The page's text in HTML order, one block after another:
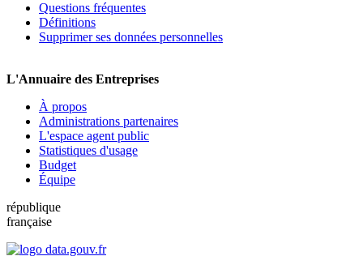
Questions fréquentes
Définitions
Supprimer ses données personnelles
L'Annuaire des Entreprises
À propos
Administrations partenaires
L'espace agent public
Statistiques d'usage
Budget
Équipe
république
française